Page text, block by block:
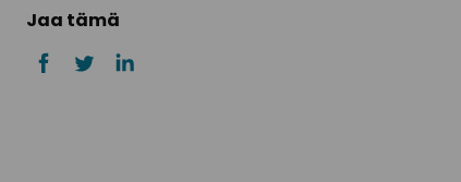
Jaa tämä